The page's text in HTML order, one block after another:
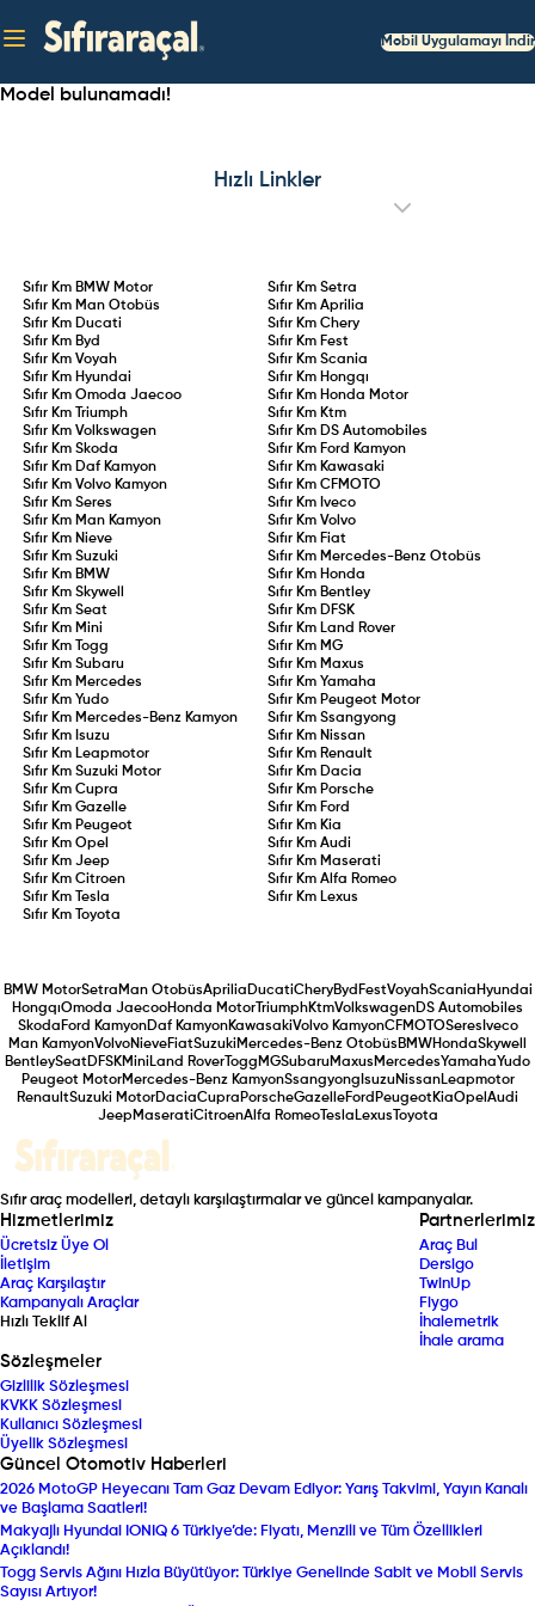
Mobil Uygulamayı İndir
Model bulunamadı!
Hızlı Linkler
Sıfır Km BMW Motor Sıfır Km Setra
Sıfır Km Man Otobüs Sıfır Km Aprilia
Sıfır Km Ducati Sıfır Km Chery
Sıfır Km Byd Sıfır Km Fest
Sıfır KmVoyah Sıfır Km Scania
Sıfır Km Hyundai Sıfır Km Hongqı
Sıfır KmOmoda Jaecoo Sıfır Km Honda Motor
Sıfır Km
Triumph Sıfır Km Ktm
Sıfır KmVolkswagen Sıfır Km DS Automobiles
Sıfır KmSkoda Sıfır Km Ford Kamyon
Sıfır Km Daf Kamyon Sıfır Km Kawasaki
Sıfır KmVolvo Kamyon Sıfır Km CFMOTO
Sıfır KmSeres Sıfır Km Iveco
Sıfır Km Man Kamyon Sıfır Km Volvo
Sıfır Km Nieve Sıfır Km Fiat
Sıfır KmSuzuki Sıfır Km Mercedes-Benz Otobüs
Sıfır Km BMW Sıfır Km Honda
Sıfır KmSkywell Sıfır Km Bentley
Sıfır KmSeat Sıfır Km DFSK
Sıfır Km Mini Sıfır Km Land Rover
Sıfır Km
Togg Sıfır Km MG
Sıfır KmSubaru Sıfır Km Maxus
Sıfır Km Mercedes Sıfır Km Yamaha
Sıfır KmYudo Sıfır Km Peugeot Motor
Sıfır Km Mercedes-Benz Kamyon Sıfır Km Ssangyong
Sıfır Km Isuzu Sıfır Km Nissan
Sıfır Km Leapmotor Sıfır Km Renault
Sıfır KmSuzuki Motor Sıfır Km Dacia
Sıfır KmCupra Sıfır Km Porsche
Sıfır KmGazelle Sıfır Km Ford
Sıfır Km Peugeot Sıfır Km Kia
Sıfır KmOpel Sıfır Km Audi
Sıfır KmJeep Sıfır Km Maserati
Sıfır KmCitroen Sıfır Km Alfa Romeo
Sıfır Km
Tesla Sıfır Km Lexus
Sıfır Km
Toyota
BMW MotorSetra Man OtobüsAprilia DucatiCheryByd FestVoyahScania Hyundai
HongqıOmoda JaecooHonda Motor TriumphKtmVolkswagenDS Automobiles
Skoda Ford KamyonDaf KamyonKawasakiVolvo KamyonCFMOTOSeres Iveco
Man KamyonVolvoNieveFiatSuzuki Mercedes-Benz Otobüs BMWHondaSkywell
BentleySeatDFSKMini Land Rover Togg MGSubaruMaxus MercedesYamahaYudo
Peugeot MotorMercedes-Benz KamyonSsangyong IsuzuNissanLeapmotor
RenaultSuzuki MotorDaciaCupra PorscheGazelleFord PeugeotKiaOpel Audi
Jeep MaseratiCitroenAlfa RomeoTesla Lexus Toyota
Sıfır araç modelleri, detaylı karşılaştırmalar ve güncel kampanyalar.
Hizmetlerimiz
Ücretsiz Üye Ol
İletişim
Araç Karşılaştır
Kampanyalı Araçlar
Hızlı Teklif Al
Partnerlerimiz
Araç Bul
Dersigo
TwinUp
Fiygo
İhalemetrik
İhale arama
Sözleşmeler
Gizlilik Sözleşmesi
KVKK Sözleşmesi
Kullanıcı Sözleşmesi
Üyelik Sözleşmesi
Güncel Otomotiv Haberleri
2026 MotoGP Heyecanı Tam Gaz Devam Ediyor: Yarış Takvimi, Yayın Kanalı
ve Başlama Saatleri!
Makyajlı Hyundai IONIQ 6 Türkiye’de: Fiyatı, Menzili ve Tüm Özellikleri
Açıklandı!
Togg Servis Ağını Hızla Büyütüyor: Türkiye Genelinde Sabit ve Mobil Servis
Sayısı Artıyor!